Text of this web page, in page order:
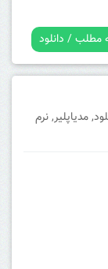
مطلب / دانلود
,مدیاپلیر,نرم